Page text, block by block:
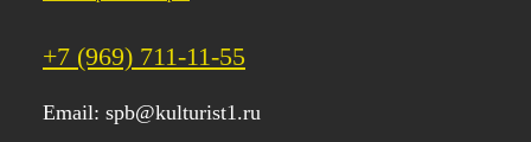
+7 (969) 711-11-55
Email: spb@kulturist1.ru